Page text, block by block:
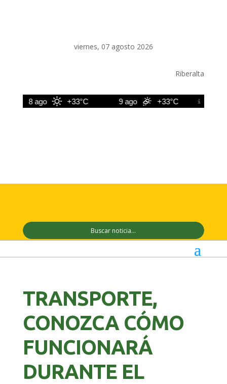
viernes, 07 agosto 2026
Riberalta
8 ago +33°C 9 ago +33°C
TRANSPORTE,
CONOZCA CÓMO
FUNCIONARÁ
DURANTE EL